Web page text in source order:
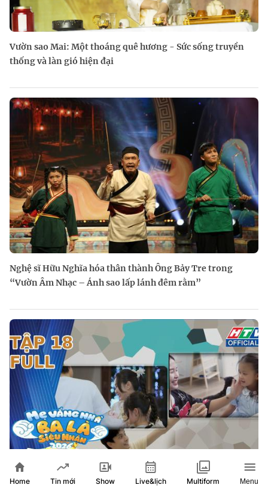
Vườn sao Mai: Một thoáng quê hương - Sức sống truyền
thống và làn gió hiện đại
Nghệ sĩ Hữu Nghĩa hóa thân thành Ông Bảy Tre trong
“Vườn Âm Nhạc – Ánh sao lấp lánh đêm rằm”
Home Tin mới Show Live&lịch Multiform Menu